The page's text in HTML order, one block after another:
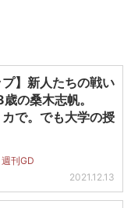
プ】新人たちの戦い
の桑木志帆。
カで。でも大学の授
刊GD
2021.12.13